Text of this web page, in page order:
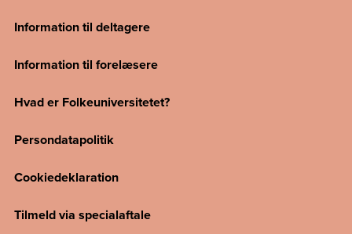
Information til deltagere
Information til forelæsere
Hvad er Folkeuniversitetet?
Persondatapolitik
Cookiedeklaration
Tilmeld via specialaftale